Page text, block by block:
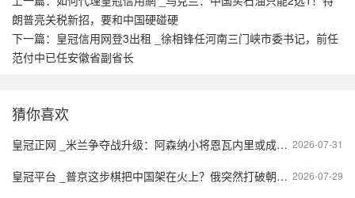
朗普亮关税新招，要和中国硬碰硬
下一篇： 皇冠信用网登3出租 _徐相锋任河南三门峡市委书记，前任
范付中已任安徽省副省长
猜你喜欢
2026-07-31
皇冠正网 _米兰争夺战升级：阿森纳小将恩瓦内里或成新一代球星的转折点
2026-07-29
皇冠平台 _普京这步棋把中国架在火上？俄突然打破朝核20年约定